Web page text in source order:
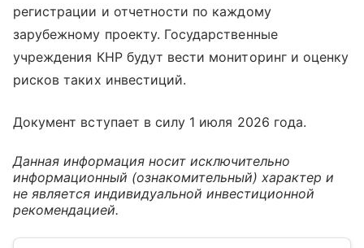
регистрации и отчетности по каждому
зарубежному проекту. Государственные
учреждения КНР будут вести мониторинг и оценку
рисков таких инвестиций.
Документ вступает в силу 1 июля 2026 года.
Данная информация носит исключительно
информационный (ознакомительный) характер и
не является индивидуальной инвестиционной
рекомендацией.